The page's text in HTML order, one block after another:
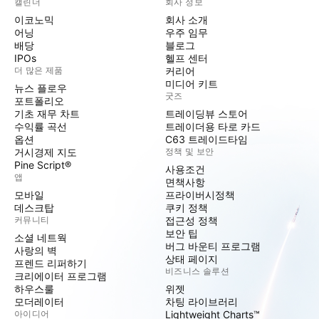
이코노믹
어닝
배당
IPOs
더 많은 제품
뉴스 플로우
포트폴리오
기초 재무 차트
수익률 곡선
옵션
거시경제 지도
Pine Script®
앱
모바일
데스크탑
커뮤니티
소셜 네트웍
사랑의 벽
프렌드 리퍼하기
크리에이터 프로그램
하우스룰
모더레이터
아이디어
회사 소개
우주 임무
블로그
헬프 센터
커리어
미디어 키트
굿즈
트레이딩뷰 스토어
트레이더용 타로 카드
C63 트레이드타임
정책 및 보안
사용조건
면책사항
프라이버시정책
쿠키 정책
접근성 정책
보안 팁
버그 바운티 프로그램
상태 페이지
비즈니스 솔루션
위젯
차팅 라이브러리
Lightweight Charts™